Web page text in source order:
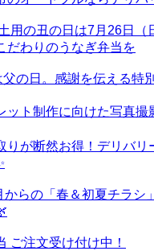
用の丑の日は7月26日（
だわりのうなぎ弁当を
の日。感謝を伝える特
ット制作に向けた写真撮
りが断然お得！デリバリ
からの「春＆初夏チラシ
ご注文受け付け中！